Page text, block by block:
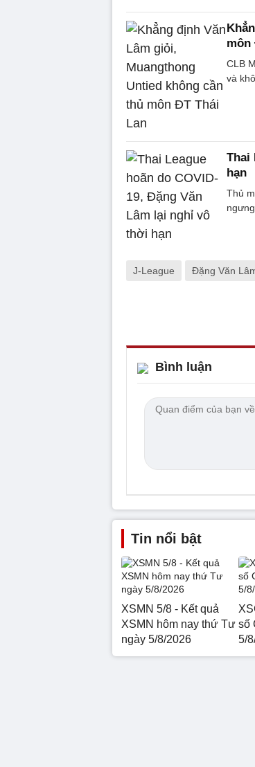
môn
CLB
và
Thai
hạn
Thủ
J-League Đặng Văn
Bình luận
Tin nổi bật
XSMN 5/8 - Kết quả
XSMN hôm nay thứ Tư
ngày 5/8/2026
số
5/